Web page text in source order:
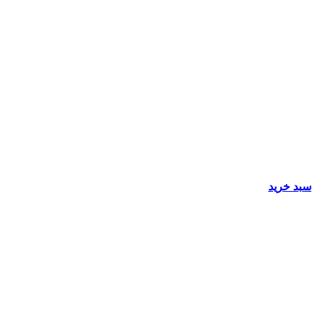
سبد خرید